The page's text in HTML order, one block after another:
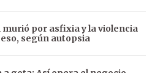
murió por asfixia y la violencia
según autopsia